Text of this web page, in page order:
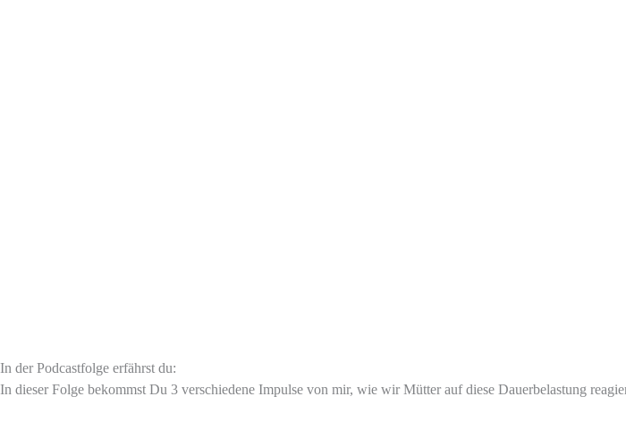
In der Podcastfolge erfährst du:
In dieser Folge bekommst Du 3 verschiedene Impulse von mir, wie wir Mütter auf diese Dauerbelastung